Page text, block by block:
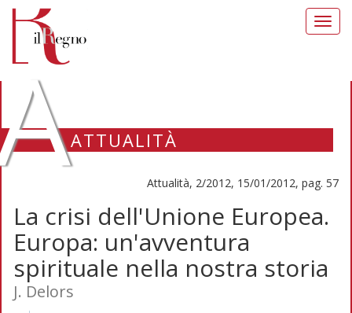
ATTUALITÀ
Attualità, 2/2012, 15/01/2012, pag. 57
La crisi dell'Unione Europea.
Europa: un'avventura
spirituale nella nostra storia
J. Delors